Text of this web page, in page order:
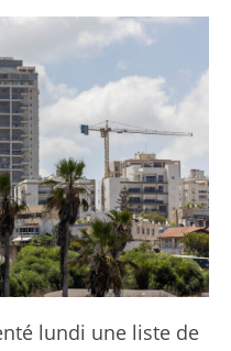
lundi une liste de